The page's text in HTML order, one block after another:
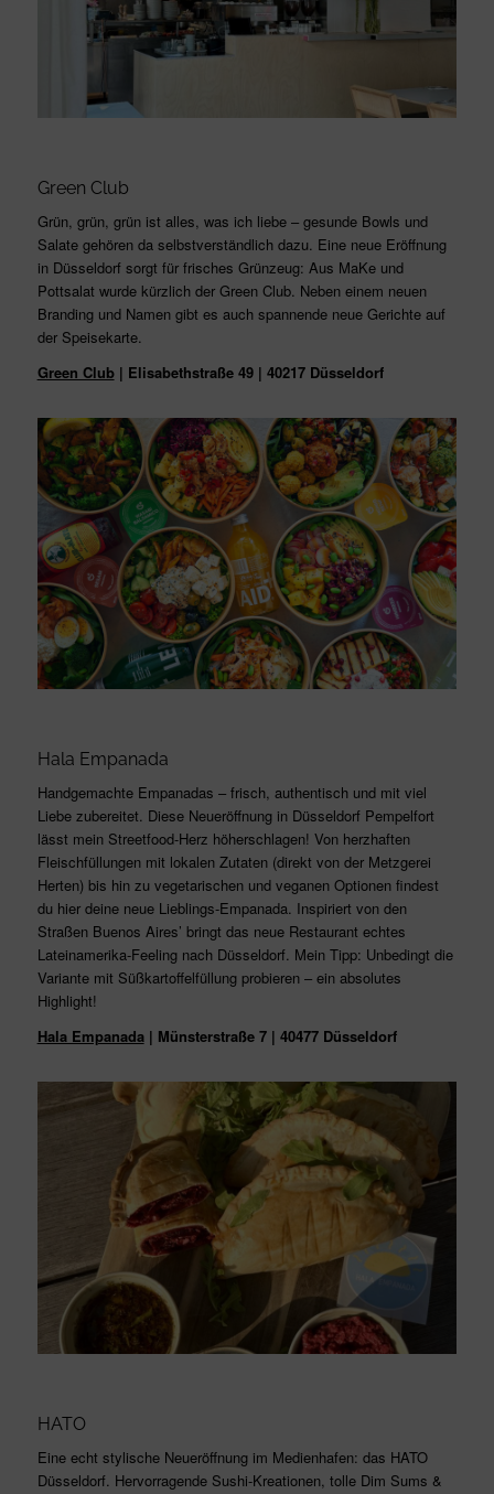
Green Club
Grün, grün, grün ist alles, was ich liebe – gesunde Bowls und
Salate gehören da selbstverständlich dazu. Eine neue Eröffnung
in Düsseldorf sorgt für frisches Grünzeug: Aus MaKe und
Pottsalat wurde kürzlich der Green Club. Neben einem neuen
Branding und Namen gibt es auch spannende neue Gerichte auf
der Speisekarte.
Green Club| Elisabethstraße 49 | 40217 Düsseldorf
Hala Empanada
Handgemachte Empanadas – frisch, authentisch und mit viel
Liebe zubereitet. Diese Neueröffnung in Düsseldorf Pempelfort
lässt mein Streetfood-Herz höherschlagen! Von herzhaften
Fleischfüllungen mit lokalen Zutaten (direkt von der Metzgerei
Herten) bis hin zu vegetarischen und veganen Optionen findest
du hier deine neue Lieblings-Empanada. Inspiriert von den
Straßen Buenos Aires’ bringt das neue Restaurant echtes
Lateinamerika-Feeling nach Düsseldorf. Mein Tipp: Unbedingt die
Variante mit Süßkartoffelfüllung probieren – ein absolutes
Highlight!
Hala Empanada| Münsterstraße 7 | 40477 Düsseldorf
HATO
Eine echt stylische Neueröffnung im Medienhafen: das HATO
Düsseldorf. Hervorragende Sushi-Kreationen, tolle Dim Sums &